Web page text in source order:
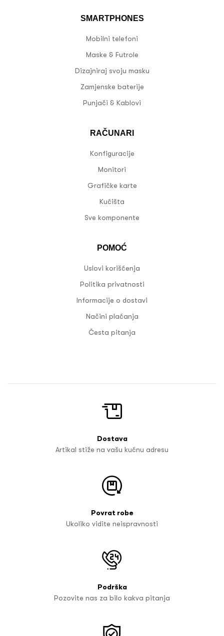
SMARTPHONES
Mobilni telefoni
Maske & Futrole
Dizajniraj svoju masku
Zamjenske baterije
Punjači & Kablovi
RAČUNARI
Konfiguracije
Monitori
Grafičke karte
Kućišta
Sve komponente
POMOĆ
Uslovi korišćenja
Politika privatnosti
Informacije o dostavi
Načini plaćanja
Česta pitanja
Dostava
Artikal stiže na vašu kućnu adresu
Povrat robe
Ukoliko vidite neispravnosti
Podrška
Pozovite nas za bilo kakva pitanja